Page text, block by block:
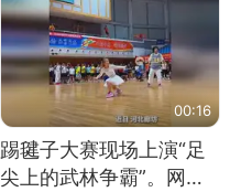
00:16
踢毽子大赛现场上演“足
尖上的武林争霸”。网